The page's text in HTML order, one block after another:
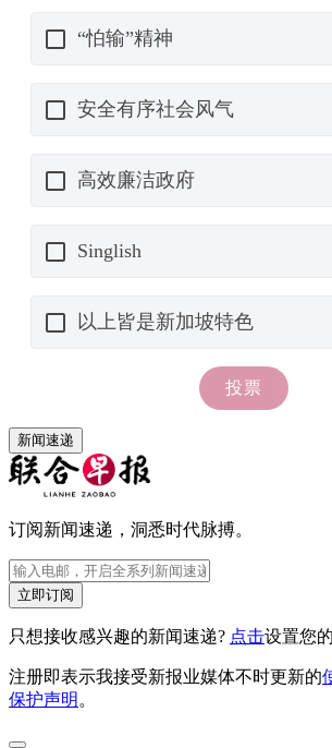
新闻速递
订阅新闻速递，洞悉时代脉搏。
立即订阅
只想接收感兴趣的新闻速递? 点击设置您
注册即表示我接受新报业媒体不时更新的
保护声明 。